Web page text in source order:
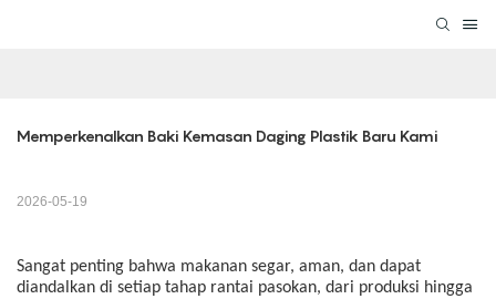
Memperkenalkan Baki Kemasan Daging Plastik Baru Kami
2026-05-19
Sangat penting bahwa makanan segar, aman, dan dapat
diandalkan di setiap tahap rantai pasokan, dari produksi hingga